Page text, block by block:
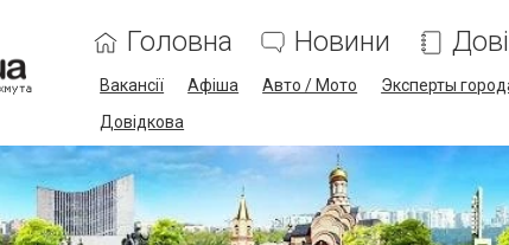
Головна Новини
Вакансії Афіша Авто / Мото Эксперты
Довідкова